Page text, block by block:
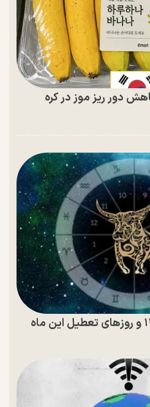
دور ریز موز در کره